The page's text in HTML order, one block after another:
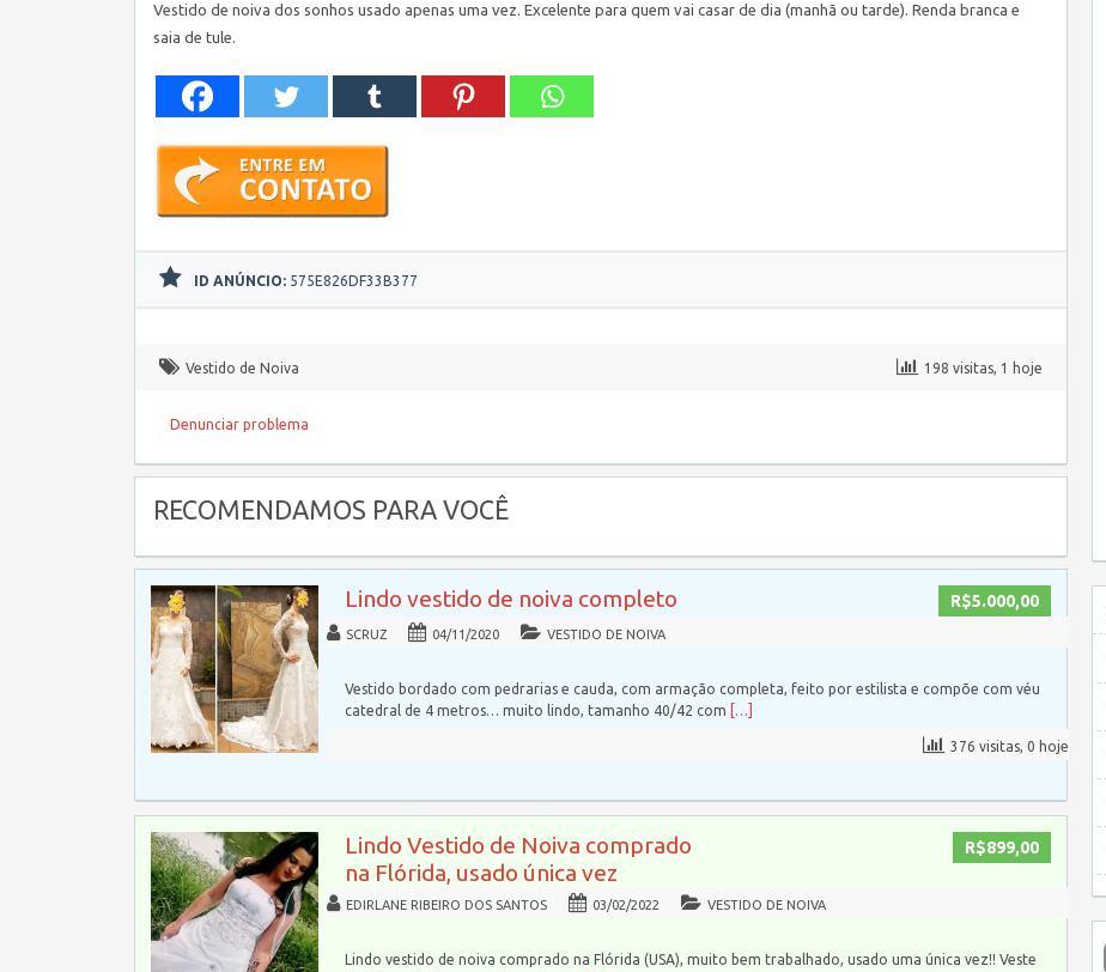
Vestido de noiva dos sonhos usado apenas uma vez. Excelente para quem vai casar de dia (manhã ou tarde). Renda branca e
saia de tule.
ID ANÚNCIO: 575E826DF33B377
Vestido de Noiva 198 visitas, 1 hoje
Denunciar problema
RECOMENDAMOS PARA VOCÊ
R$5.000,00
Lindo vestido de noiva completo
SCRUZ 04/11/2020 VESTIDO DE NOIVA
Vestido bordado com pedrarias e cauda, com armação completa, feito por estilista e compõe com véu
catedral de 4 metros… muito lindo, tamanho 40/42 com […]
376 visitas, 0 hoje
R$899,00
Lindo Vestido de Noiva comprado
na Flórida, usado única vez
EDIRLANE RIBEIRO DOS SANTOS 03/02/2022 VESTIDO DE NOIVA
Lindo vestido de noiva comprado na Flórida (USA), muito bem trabalhado, usado uma única vez!! Veste